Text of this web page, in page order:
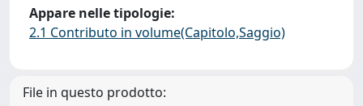
Appare nelle tipologie:
2.1 Contributo in volume(Capitolo,Saggio)
File in questo prodotto: